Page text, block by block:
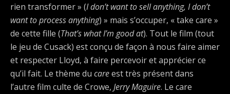
rien transformer » (I don’t want to sell anything, I don’t
want to process anything) » mais s’occuper, « take care »
de cette fille (That’s what I’m good at). Tout le film (tout
le jeu de Cusack) est conçu de façon à nous faire aimer
et respecter Lloyd, à faire percevoir et apprécier ce
qu’il fait. Le thème du careest très présent dans
l’autre film culte de Crowe, Jerry Maguire. Le care